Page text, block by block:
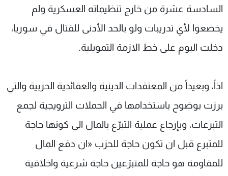
السادسة عشرة من خارج تنظيماته العسكرية ولم
يخضعوا لأي تدريبات ولو بالحد الأدنى للقتال في سوريا،
دخلت اليوم على خط الازمة التمويلية.
اذاً، وبعيداً من المعتقدات الدينية والعقائدية الحزبية والتي
برزت بوضوح باستخدامها في الحملات الترويجية لجمع
التبرعات، وبإرجاع عملية التبرّع بالمال الى كونها حاجة
للمتبرع قبل ان تكون حاجة للحزب «ان دفع المال
للمقاومة هو حاجة للمتبرّعين حاجة شرعية واخلاقية